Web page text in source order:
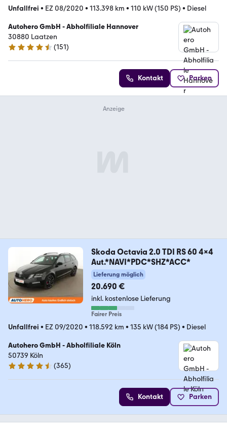
Unfallfrei • EZ 08/2020 • 113.398 km • 110 kW (150 PS) • Diesel
Autohero GmbH - Abholfiliale Hannover
30880 Laatzen
4.7 Sterne
(151)
Kontakt Parken
Skoda Octavia 2.0 TDI RS 60 4x4
Aut.*NAVI*PDC*SHZ*ACC*
Lieferung möglich
20.690 €
inkl. kostenlose Lieferung
Fairer Preis
Unfallfrei • EZ 09/2020 • 118.592 km • 135 kW (184 PS) • Diesel
Autohero GmbH - Abholfiliale Köln
50739 Köln
4.6 Sterne
(365)
Kontakt Parken